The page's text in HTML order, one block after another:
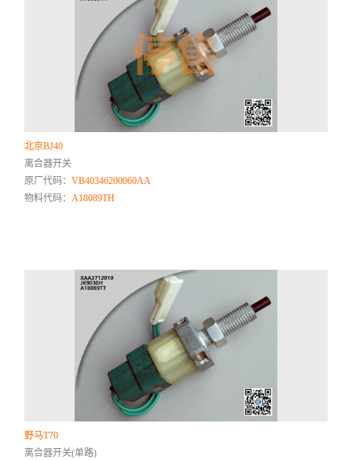
北京BJ40
离合器开关
原厂代码：VB40346200060AA
物料代码：A18089TH
野马T70
离合器开关(单路)